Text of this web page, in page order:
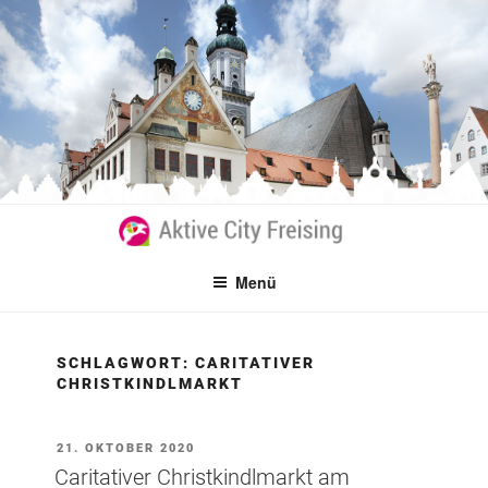
Zum
Inhalt
springen
Menü
SCHLAGWORT: CARITATIVER
CHRISTKINDLMARKT
VERÖFFENTLICHT
AM
21. OKTOBER 2020
Caritativer Christkindlmarkt am